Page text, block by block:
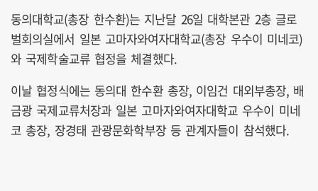
동의대학교(총장 한수환)는 지난달 26일 대학본관 2층 글로
벌회의실에서 일본 고마자와여자대학교(총장 우수이 미네코)
와 국제학술교류 협정을 체결했다.
이날 협정식에는 동의대 한수환 총장, 이임건 대외부총장, 배
금광 국제교류처장과 일본 고마자와여자대학교 우수이 미네
코 총장, 장경태 관광문화학부장 등 관계자들이 참석했다.